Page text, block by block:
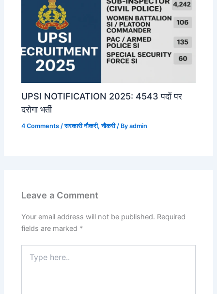
UPSI NOTIFICATION 2025: 4543 पदों पर
दरोगा भर्ती
4 Comments /सरकारी नौकरी,नौकरी/ Byadmin
Leave a Comment
Your email address will not be published. Required
fields are marked *
here..